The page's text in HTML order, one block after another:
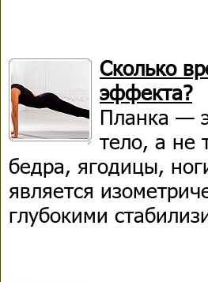
Сколько
эффекта?
Планка —
тело, а не
бедра, ягодицы,
является
глубокими